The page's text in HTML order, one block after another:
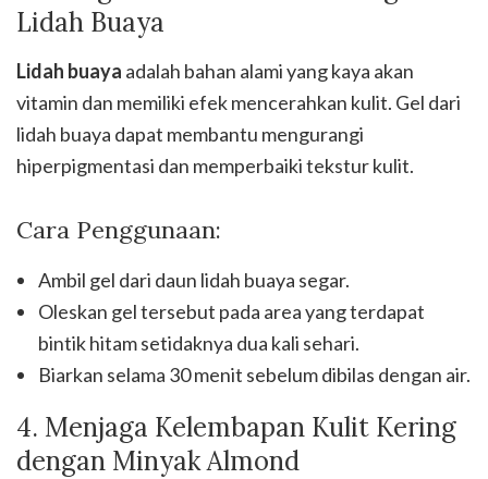
Lidah Buaya
Lidah buaya adalah bahan alami yang kaya akan
vitamin dan memiliki efek mencerahkan kulit. Gel dari
lidah buaya dapat membantu mengurangi
hiperpigmentasi dan memperbaiki tekstur kulit.
Cara Penggunaan:
Ambil gel dari daun lidah buaya segar.
Oleskan gel tersebut pada area yang terdapat
bintik hitam setidaknya dua kali sehari.
Biarkan selama 30 menit sebelum dibilas dengan air.
4. Menjaga Kelembapan Kulit Kering
dengan Minyak Almond